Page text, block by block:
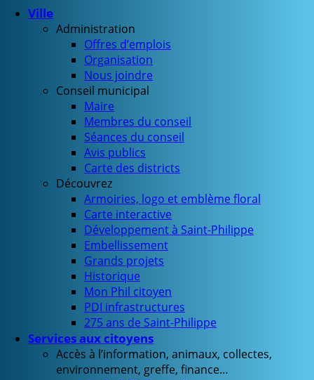
Ville
Administration
Offres d’emplois
Organisation
Nous joindre
Conseil municipal
Maire
Membres du conseil
Séances du conseil
Avis publics
Carte des districts
Découvrez
Armoiries, logo et emblème floral
Carte interactive
Développement à Saint-Philippe
Embellissement
Grands projets
Historique
Mon Phil citoyen
PDI infrastructures
275 ans de Saint-Philippe
Services aux citoyens
Accès à l’information, animaux, collectes,
environnement, greffe, finance…